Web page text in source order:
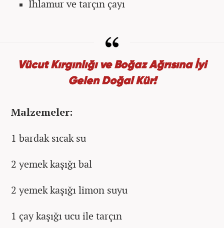
Ihlamur ve tarçın çayı
Vücut Kırgınlığı ve Boğaz Ağrısına İyi
Gelen Doğal Kür!
Malzemeler:
1 bardak sıcak su
2 yemek kaşığı bal
2 yemek kaşığı limon suyu
1 çay kaşığı ucu ile tarçın